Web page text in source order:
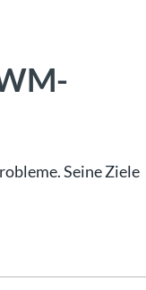
Seine Ziele